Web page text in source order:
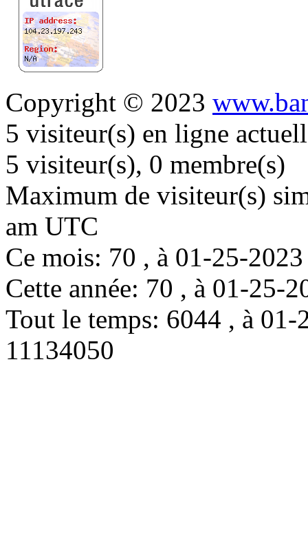
Copyright © 2023
5 visiteur(s) en ligne
5 visiteur(s), 0 membre(s)
Maximum de visiteur(s)
am UTC
Ce mois: 70 , à 01-25-
Cette année: 70 , à 01-25-
Tout le temps: 6044 , à
11134050